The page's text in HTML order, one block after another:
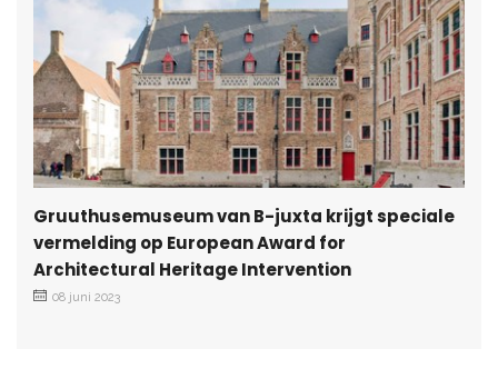
Gruuthusemuseum van B-juxta krijgt speciale
vermelding op European Award for
Architectural Heritage Intervention
08 juni 2023